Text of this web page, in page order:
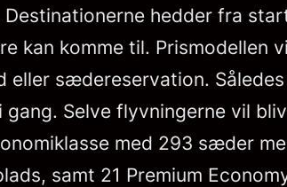
hedder fra
kan komme til. Prismodellen
eller sædereservation.
Selve flyvningerne vil
med 293 sæder
samt 21 Premium